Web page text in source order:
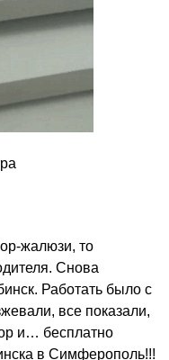
жалюзи, то
Снова
Работать было с
все показали,
и… бесплатно
в Симферополь!!!